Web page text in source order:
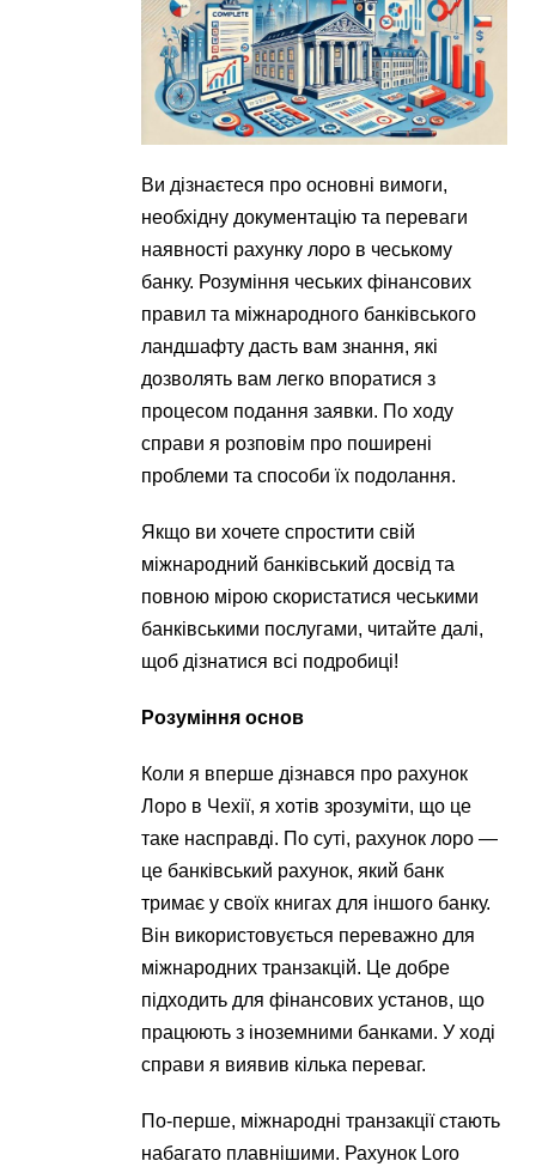
Ви дізнаєтеся про основні вимоги,
необхідну документацію та переваги
наявності рахунку лоро в чеському
банку. Розуміння чеських фінансових
правил та міжнародного банківського
ландшафту дасть вам знання, які
дозволять вам легко впоратися з
процесом подання заявки. По ходу
справи я розповім про поширені
проблеми та способи їх подолання.
Якщо ви хочете спростити свій
міжнародний банківський досвід та
повною мірою скористатися чеськими
банківськими послугами, читайте далі,
щоб дізнатися всі подробиці!
Розуміння основ
Коли я вперше дізнався про рахунок
Лоро в Чехії, я хотів зрозуміти, що це
таке насправді. По суті, рахунок лоро —
це банківський рахунок, який банк
тримає у своїх книгах для іншого банку.
Він використовується переважно для
міжнародних транзакцій. Це добре
підходить для фінансових установ, що
працюють з іноземними банками. У ході
справи я виявив кілька переваг.
По-перше, міжнародні транзакції стають
набагато плавнішими. Рахунок Loro